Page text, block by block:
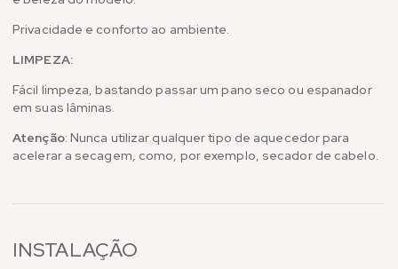
Privacidade e conforto ao ambiente.
LIMPEZA:
Fácil limpeza, bastando passar um pano seco ou espanador
em suas lâminas.
Atenção: Nunca utilizar qualquer tipo de aquecedor para
acelerar a secagem, como, por exemplo, secador de cabelo.
INSTALAÇÃO